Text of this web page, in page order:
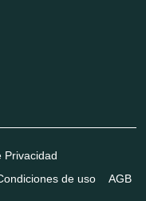
Privacidad
de uso
AGB